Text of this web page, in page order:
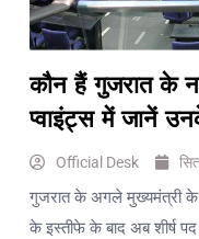
कौन हैं गुजरात के
प्वाइंट्स में जानें
Official Desk
गुजरात के अगले मुख्यमंत्री के
के इस्तीफे के बाद अब शीर्ष